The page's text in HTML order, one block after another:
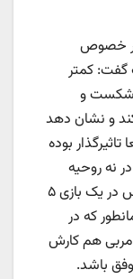
خصوص
اراک گفت: کمتر
پس از ۹ هفته شکست و
و نشان دهد
بوده
نه روحیه
داشت و نه انگیزه حالا بدون فشار و استرس در یک بازی ۵
که در
مربی هم کارش
باشد.